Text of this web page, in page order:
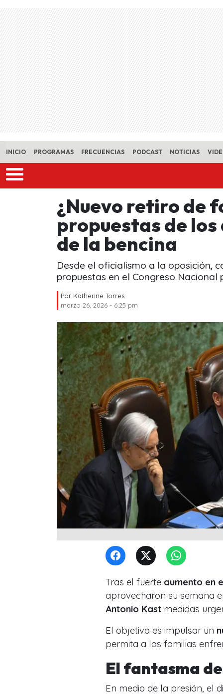
Skip to main content
INICIO PROGRAMAS FRECUENCIAS PODCAST NOTICIAS
¿Nuevo retiro de
propuestas de
de la bencina
Desde el oficialismo a la oposición,
propuestas en el Congreso
Por Katherine Torres
marzo 26, 2026 - 6:25 pm
Tras el fuerte aumento en
aprovecharon su semana
Antonio Kast medidas
El objetivo es impulsar un
permita a las familias
El fantasma
En medio de la presión, el